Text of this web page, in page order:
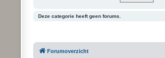
Deze categorie heeft geen forums.
Forumoverzicht